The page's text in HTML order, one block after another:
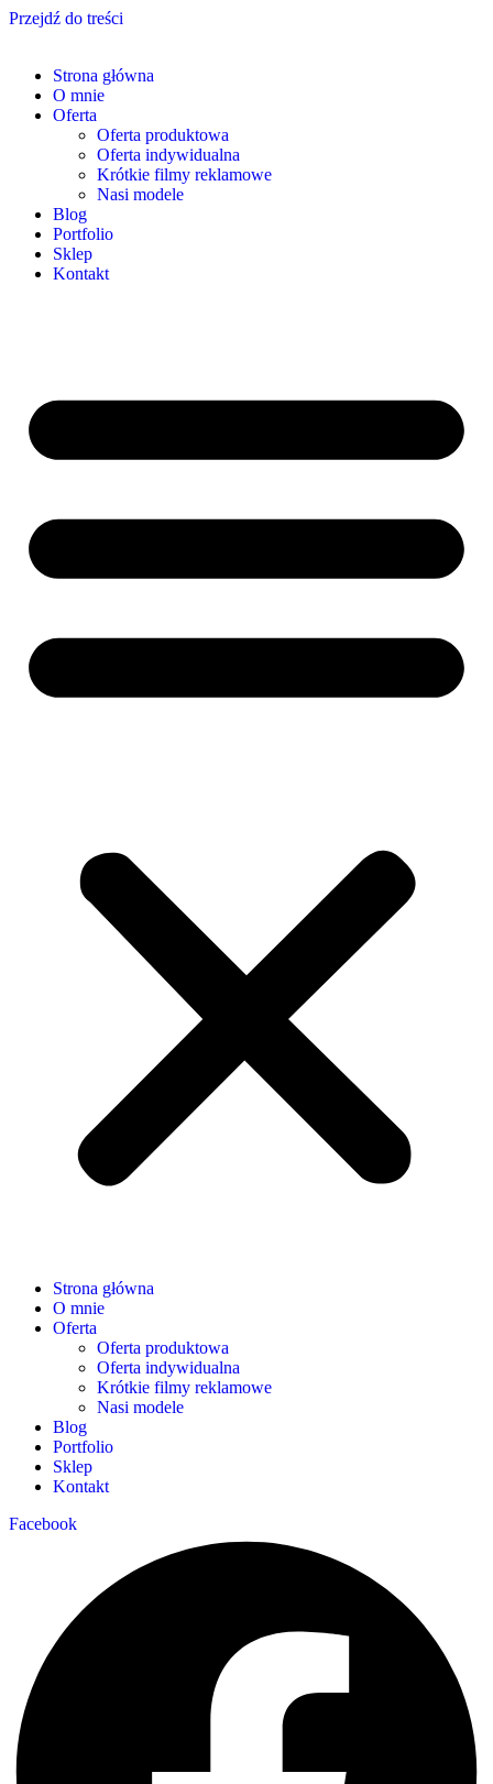
Przejdź do treści
Strona główna
O mnie
Oferta
Oferta produktowa
Oferta indywidualna
Krótkie filmy reklamowe
Nasi modele
Blog
Portfolio
Sklep
Kontakt
Strona główna
O mnie
Oferta
Oferta produktowa
Oferta indywidualna
Krótkie filmy reklamowe
Nasi modele
Blog
Portfolio
Sklep
Kontakt
Facebook